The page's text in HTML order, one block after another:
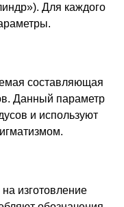
Для каждого
составляющая
Данный параметр
и используют
изготовление